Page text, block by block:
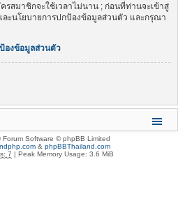
สมาชิกจะใช้เวลาไม่นาน ; ก่อนที่ท่านจะเข้าสู่
ละนโยบายการปกป้องข้อมูลส่วนตัว และกรุณา
องข้อมูลส่วนตัว
Forum Software © phpBB Limited
& phpBBThailand.com
7 | Peak Memory Usage: 3.6 MiB